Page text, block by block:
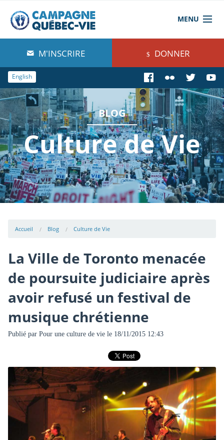
MENU
À propos de nous
Blog
Comprendre
Agir
Boutique
M'INSCRIRE DONNER
English
BLOG
Culture de Vie
Accueil Blog Culture de Vie
La Ville de Toronto menacée
de poursuite judiciaire après
avoir refusé un festival de
musique chrétienne
Publié par Pour une culture de viele 18/11/2015 12:43